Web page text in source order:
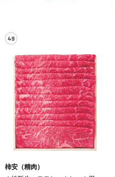
49
柿安（精肉）